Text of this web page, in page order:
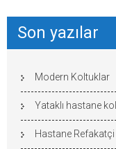
Son yazılar
Modern Koltuklar
Yataklı hastane
Hastane